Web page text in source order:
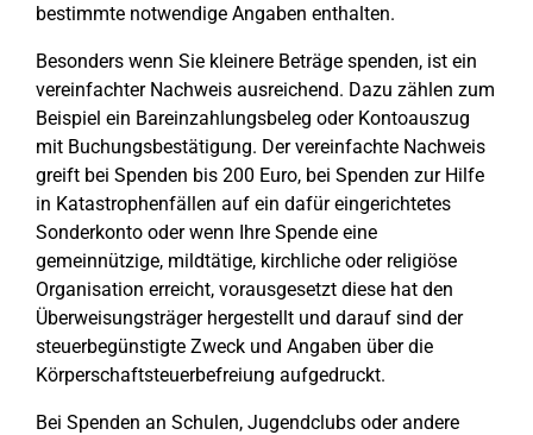
bestimmte notwendige Angaben enthalten.
Besonders wenn Sie kleinere Beträge spenden, ist ein
vereinfachter Nachweis ausreichend. Dazu zählen zum
Beispiel ein Bareinzahlungsbeleg oder Kontoauszug
mit Buchungsbestätigung. Der vereinfachte Nachweis
greift bei Spenden bis 200 Euro, bei Spenden zur Hilfe
in Katastrophenfällen auf ein dafür eingerichtetes
Sonderkonto oder wenn Ihre Spende eine
gemeinnützige, mildtätige, kirchliche oder religiöse
Organisation erreicht, vorausgesetzt diese hat den
Überweisungsträger hergestellt und darauf sind der
steuerbegünstigte Zweck und Angaben über die
Körperschaftsteuerbefreiung aufgedruckt.
Bei Spenden an Schulen, Jugendclubs oder andere